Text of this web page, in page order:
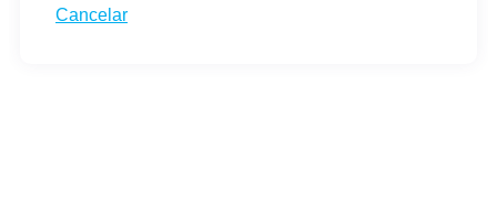
Cancelar